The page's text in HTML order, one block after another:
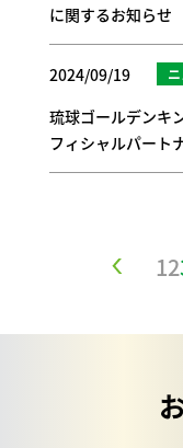
に関するお知らせ
2024/09/19
琉球ゴールデンキ
フィシャルパート
12